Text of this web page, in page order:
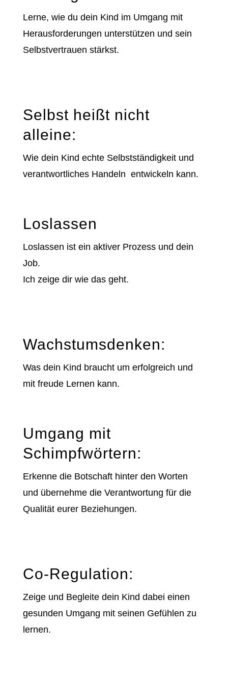
Lerne, wie du dein Kind im Umgang mit
Herausforderungen unterstützen und sein
Selbstvertrauen stärkst.
Selbst heißt nicht
alleine:
Wie dein Kind echte Selbstständigkeit und
verantwortliches Handeln entwickeln kann.
Loslassen
Loslassen ist ein aktiver Prozess und dein
Job.
Ich zeige dir wie das geht.
Wachstumsdenken:
Was dein Kind braucht um erfolgreich und
mit freude Lernen kann.
Umgang mit
Schimpfwörtern:
Erkenne die Botschaft hinter den Worten
und übernehme die Verantwortung für die
Qualität eurer Beziehungen.
Co-Regulation:
Zeige und Begleite dein Kind dabei einen
gesunden Umgang mit seinen Gefühlen zu
lernen.